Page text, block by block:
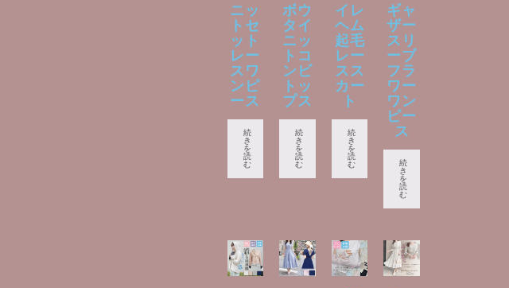
ニッ
トセ
ット
レー
スワ
ンピ
ース
続
き
を
読
む
ボウ
タイ
ニッ
トコ
ンビ
トッ
プス
続
き
を
読
む
イレ
ヘム
起毛
レー
スス
カー
ト
続
き
を
読
む
ギャ
ザー
スリ
ーブ
フラ
ワー
ワン
ピー
ス
続
き
を
読
む